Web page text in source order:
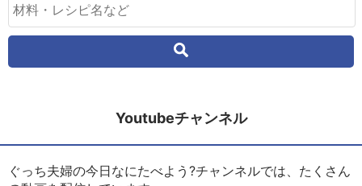
Youtubeチャンネル
ぐっち夫婦の今日なにたべよう?チャンネルでは、たくさん